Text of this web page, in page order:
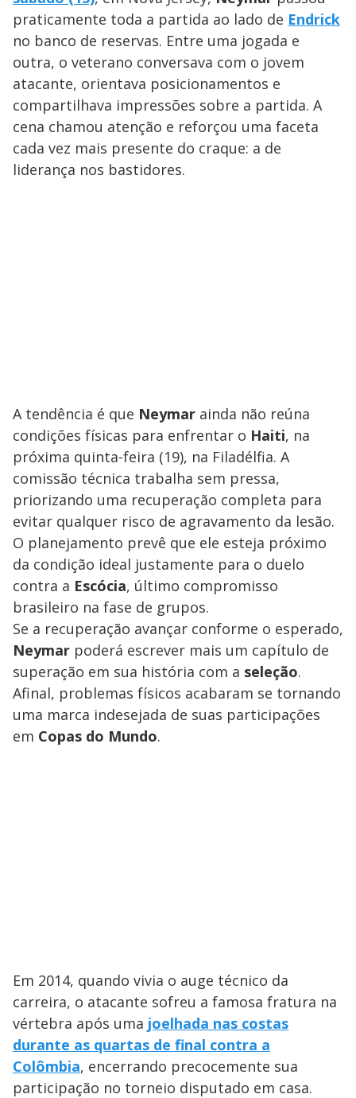
praticamente toda a partida ao lado de Endrick
no banco de reservas. Entre uma jogada e
outra, o veterano conversava com o jovem
atacante, orientava posicionamentos e
compartilhava impressões sobre a partida. A
cena chamou atenção e reforçou uma faceta
cada vez mais presente do craque: a de
liderança nos bastidores.
A tendência é que Neymar ainda não reúna
condições físicas para enfrentar o Haiti, na
próxima quinta-feira (19), na Filadélfia. A
comissão técnica trabalha sem pressa,
priorizando uma recuperação completa para
evitar qualquer risco de agravamento da lesão.
O planejamento prevê que ele esteja próximo
da condição ideal justamente para o duelo
contra a Escócia, último compromisso
brasileiro na fase de grupos.
Se a recuperação avançar conforme o esperado,
Neymar poderá escrever mais um capítulo de
superação em sua história com a seleção.
Afinal, problemas físicos acabaram se tornando
uma marca indesejada de suas participações
em Copas do Mundo.
Em 2014, quando vivia o auge técnico da
carreira, o atacante sofreu a famosa fratura na
vértebra após uma joelhada nas costas
durante as quartas de final contra a
Colômbia, encerrando precocemente sua
participação no torneio disputado em casa.